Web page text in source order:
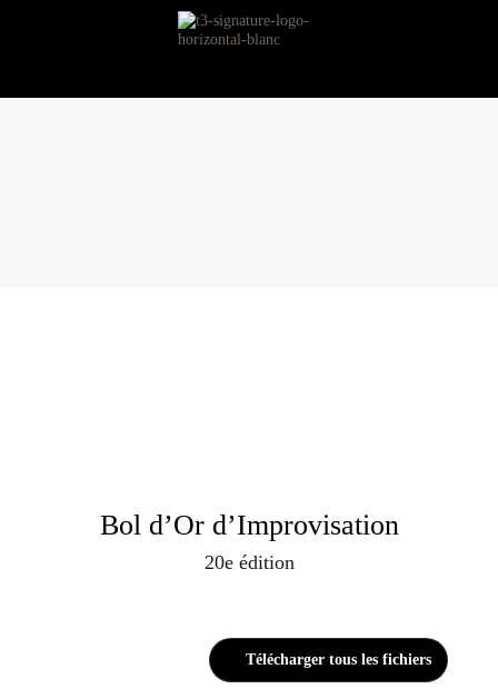
Bol d’Or d’Improvisation
20e édition
Télécharger tous les fichiers